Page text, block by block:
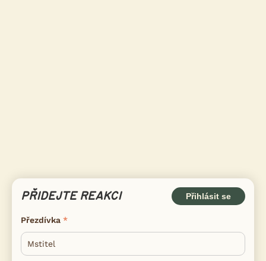
PŘIDEJTE REAKCI Přihlásit se
Přezdívka